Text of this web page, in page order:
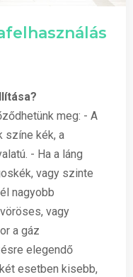
meg: - A
színe kék, a
- Ha a láng
vagy szinte
nagyobb
vagy
a gáz
elegendő
esetben kisebb,